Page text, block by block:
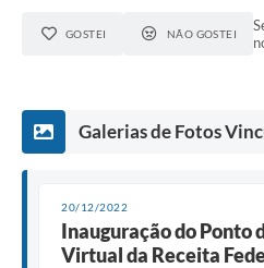
GOSTEI NÃO GOSTEI
Galerias de Fotos
20/12/2022
Inauguração do Ponto
Virtual da Receita